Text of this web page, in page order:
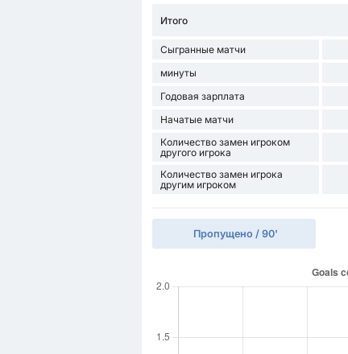
Итого
Сыгранные матчи
минуты
Годовая зарплата
Начатые матчи
Количество замен игроком
другого игрока
Количество замен игрока
другим игроком
Пропущено / 90'